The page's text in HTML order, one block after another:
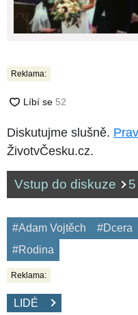
Reklama:
Diskutujme slušně.
ŽivotvČesku.cz.
Vstup do diskuze 5
#Adam Vojtěch #Dcera
#Rodina
Reklama:
LIDÉ